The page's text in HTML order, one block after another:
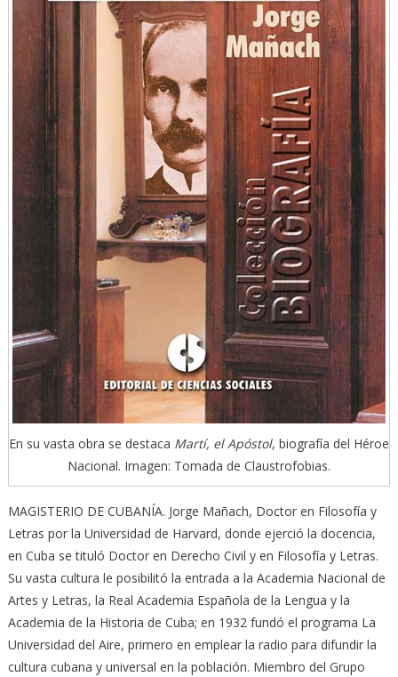
En su vasta obra se destaca Martí, el Apóstol, biografía del Héroe
Nacional. Imagen: Tomada de Claustrofobias.
MAGISTERIO DE CUBANÍA. Jorge Mañach, Doctor en Filosofía y
Letras por la Universidad de Harvard, donde ejerció la docencia,
en Cuba se tituló Doctor en Derecho Civil y en Filosofía y Letras.
Su vasta cultura le posibilitó la entrada a la Academia Nacional de
Artes y Letras, la Real Academia Española de la Lengua y la
Academia de la Historia de Cuba; en 1932 fundó el programa La
Universidad del Aire, primero en emplear la radio para difundir la
cultura cubana y universal en la población. Miembro del Grupo